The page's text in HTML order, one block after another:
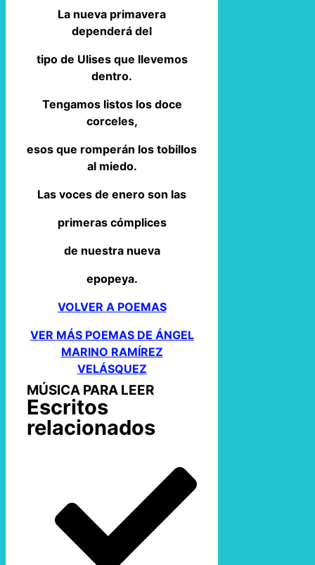
La nueva primavera
dependerá del
tipo de Ulises que llevemos
dentro.
Tengamos listos los doce
corceles,
esos que romperán los tobillos
al miedo.
Las voces de enero son las
primeras cómplices
de nuestra nueva
epopeya.
VOLVER A POEMAS
VER MÁS POEMAS DE ÁNGEL
MARINO RAMÍREZ
VELÁSQUEZ
MÚSICA PARA LEER
Escritos
relacionados